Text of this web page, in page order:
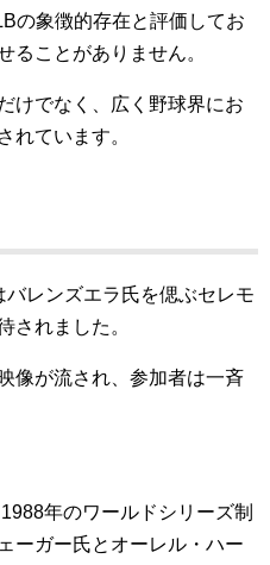
の象徴的存在と評価してお
ることがありません。
けでなく、広く野球界にお
れています。
レンズエラ氏を偲ぶセレモ
されました。
像が流され、参加者は一斉
年のワールドシリーズ制
ーガー氏とオーレル・ハー